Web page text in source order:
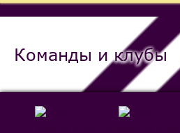
Команды и клубы